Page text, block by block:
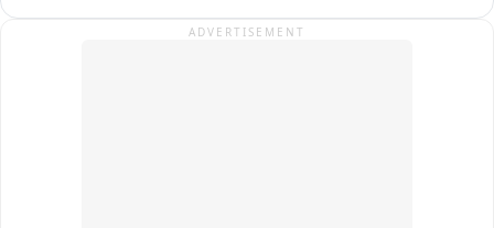
ADVERTISEMENT